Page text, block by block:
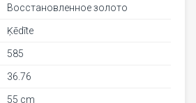
Восстановленное золото
Ķēdīte
585
36.76
55 cm